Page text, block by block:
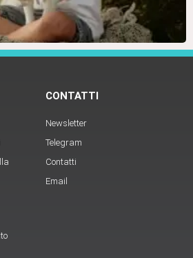
CONTATTI
Newsletter
Telegram
Contatti
Email